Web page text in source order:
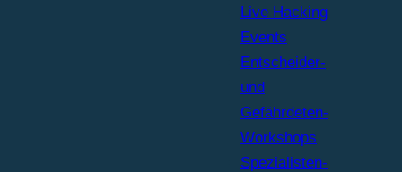
Live Hacking
Events
Entscheider-
und
Gefährdeten-
Workshops
Spezialisten-